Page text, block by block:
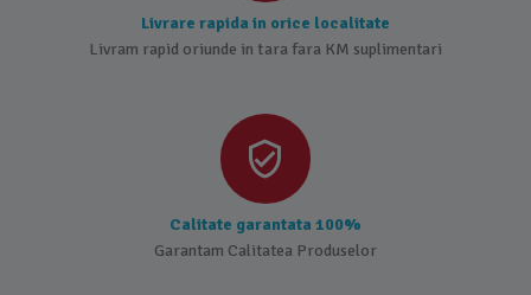
Livrare rapida in orice localitate
Livram rapid oriunde in tara fara KM suplimentari
Calitate garantata 100%
Garantam Calitatea Produselor